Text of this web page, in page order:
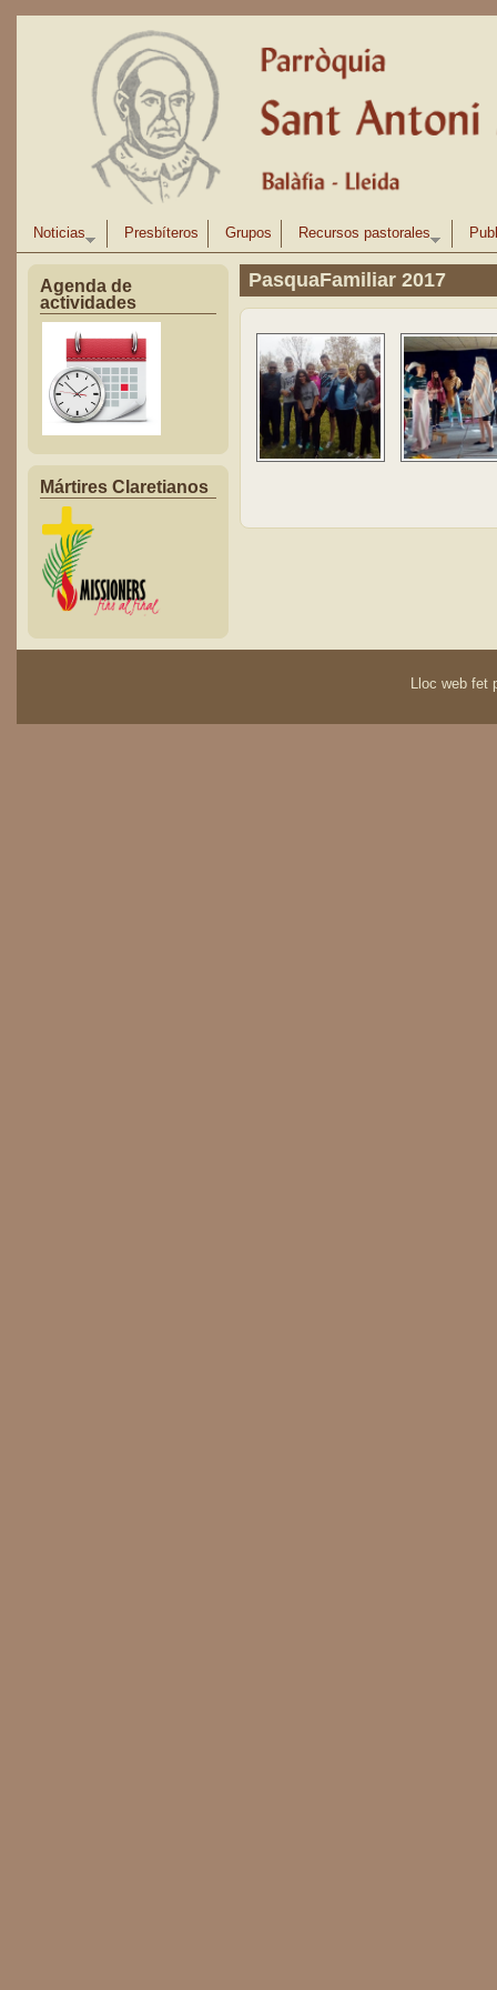
Pasar al contenido principal
Noticias Presbíteros Grupos Recursos pastorales
Agenda de
actividades
Mártires Claretianos
PasquaFamiliar 2017
Lloc web fet